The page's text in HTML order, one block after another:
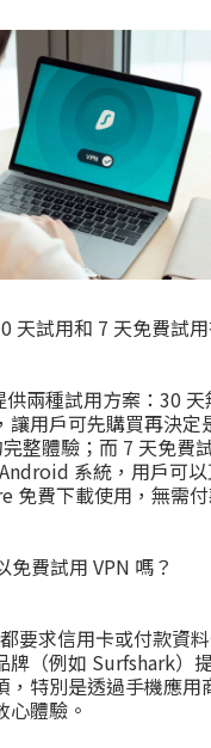
天試用和 7 天免費試
供兩種試用方案：30
讓用戶可先購買再決定
整體驗；而 7 天免費
系統，用戶可
免費下載使用，無需付
免費試用 VPN 嗎？
要求信用卡或付款資
牌（例如 Surfshark）
，特別是透過手機應用
心體驗。